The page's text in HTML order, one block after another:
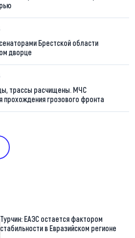
Брестской области
дворце
трассы расчищены. МЧС
прохождения грозового фронта
Турчин: ЕАЭС остается фактором
стабильности в Евразийском регионе